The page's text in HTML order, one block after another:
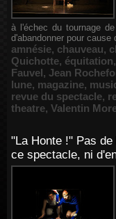
à l'échec du tournage
d'abandonner pour
amnésie, chauveau,
Quichotte, équitation,
Fauvel, Jean
lune, magazine,
revue du spectacle,
theatre, Valentin
"La Honte !" Pas
ce spectacle, ni